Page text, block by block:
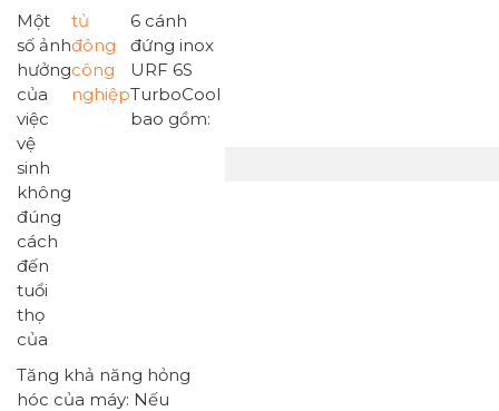
Một
số ảnh
hưởng
của
việc
vệ
sinh
không
đúng
cách
đến
tuổi
thọ
của
tủ
đông
công
nghiệp
6 cánh
đứng inox
URF 6S
TurboCool
bao gồm:
Tăng khả năng hỏng
hóc của máy: Nếu